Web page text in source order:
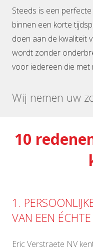
Steeds is een
binnen een korte
doen aan de kwaliteit
wordt zonder
voor iedereen die met
Wij nemen uw
10
1.
VAN EEN
Eric Verstraete NV